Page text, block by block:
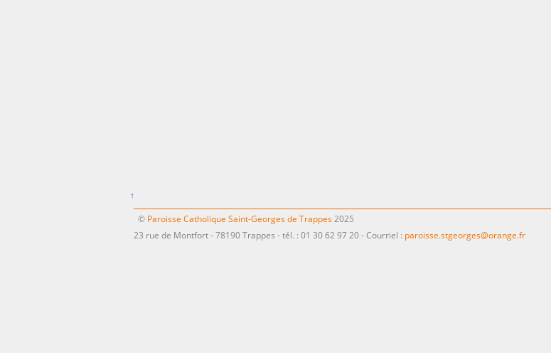
↑
© Paroisse Catholique Saint-Georges de Trappes 2025
23 rue de Montfort - 78190 Trappes - tél. : 01 30 62 97 20 - Courriel : paroisse.stgeorges@orange.fr